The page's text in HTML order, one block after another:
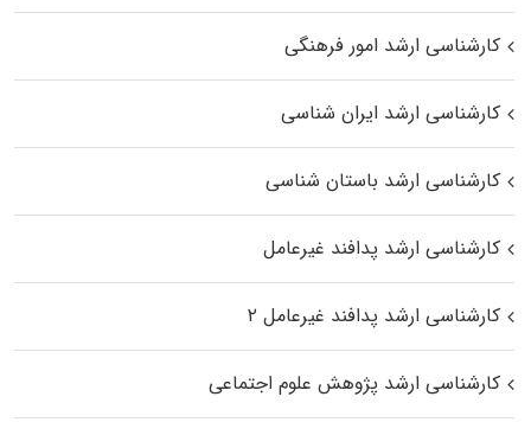
کارشناسی ارشد امور فرهنگی
کارشناسی ارشد ایران شناسی
کارشناسی ارشد باستان شناسی
کارشناسی ارشد پدافند غیرعامل
کارشناسی ارشد پدافند غیرعامل ۲
کارشناسی ارشد پژوهش علوم اجتماعی